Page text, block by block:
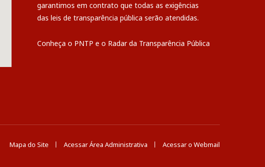
garantimos em contrato que todas as exigências
das leis de transparência pública serão atendidas.
Conheça o PNTP e o Radar da Transparência Pública
Mapa do Site Acessar Área Administrativa Acessar o Webmail